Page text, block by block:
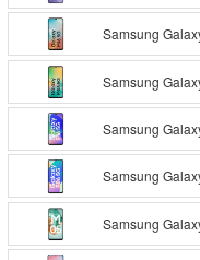
Samsung
Samsung
Samsung
Samsung
Samsung